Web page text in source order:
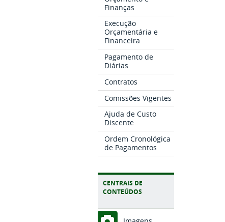
Finanças
Execução
Orçamentária e
Financeira
Pagamento de
Diárias
Contratos
Comissões Vigentes
Ajuda de Custo
Discente
Ordem Cronológica
de Pagamentos
CENTRAIS DE
CONTEÚDOS